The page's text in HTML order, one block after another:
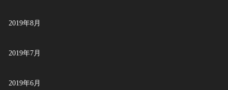
2019年8月
2019年7月
2019年6月